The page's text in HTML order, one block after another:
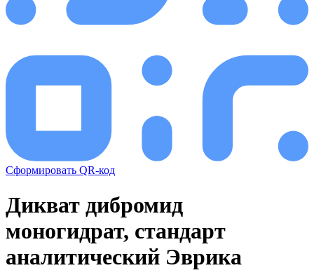
Сформировать QR-код
Дикват дибромид
моногидрат, стандарт
аналитический Эврика